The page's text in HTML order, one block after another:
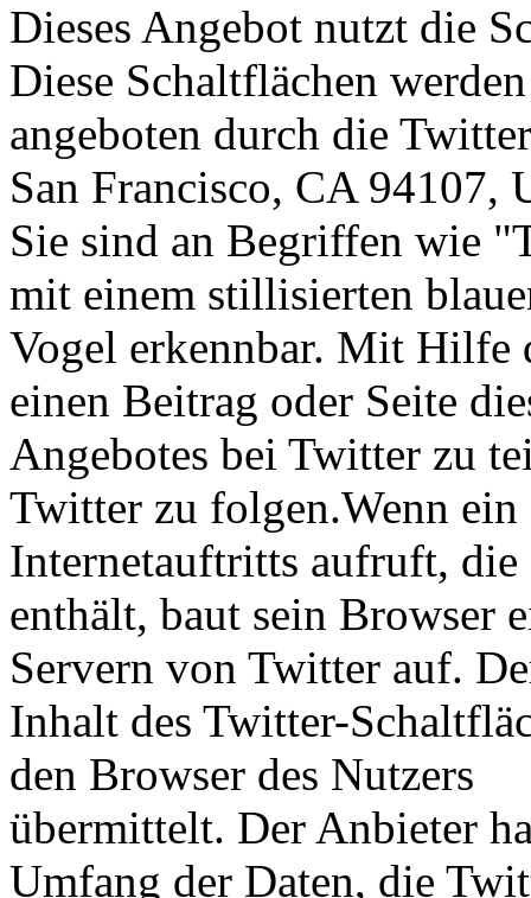
Dieses Angebot nutzt die
Diese Schaltflächen werden
angeboten durch die
San Francisco, CA 94107,
Sie sind an Begriffen wie
mit einem stillisierten
Vogel erkennbar. Mit Hilfe
einen Beitrag oder Seite
Angebotes bei Twitter zu
Twitter zu folgen.Wenn ein
Internetauftritts aufruft,
enthält, baut sein Browser
Servern von Twitter auf.
Inhalt des Twitter-
den Browser des Nutzers
übermittelt. Der Anbieter
Umfang der Daten, die